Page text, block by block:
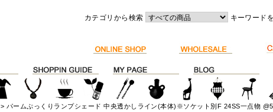
カテゴリから検索 キーワード
> パームぷっくりランプシェード 中央透かしライン(本体)※ソケット別F 24SS一点物